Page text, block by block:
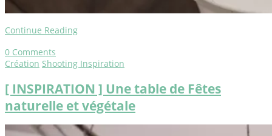
Continue Reading
0 Comments
Création Shooting Inspiration
[ INSPIRATION ] Une table de Fêtes
naturelle et végétale